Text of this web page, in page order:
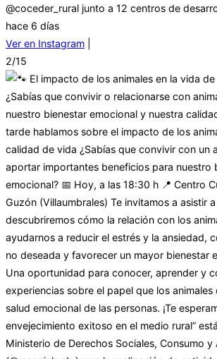
@coceder_rural junto a 12 centros de
hace 6 días
Ver en Instagram
2/15